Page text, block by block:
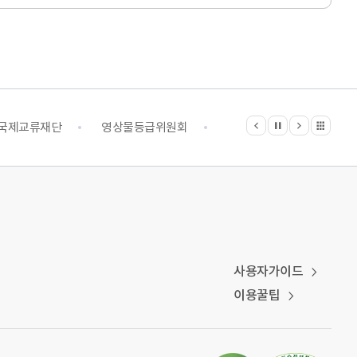
제교류재단 영상물등급위원회 영화진흥위원회
이전
정지
다음 관련기관 전체보기
사용자가이드
이용꿀팁